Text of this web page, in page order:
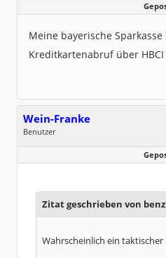
Dabei seit:
04 / 2008
Meine bayerische
Kreditkartenabruf über
Wein-Franke
Benutzer
Geschlecht:
keine Angabe
Dabei seit:
10 / 2014
Zitat geschrieben von
Wahrscheinlich ein taktischer